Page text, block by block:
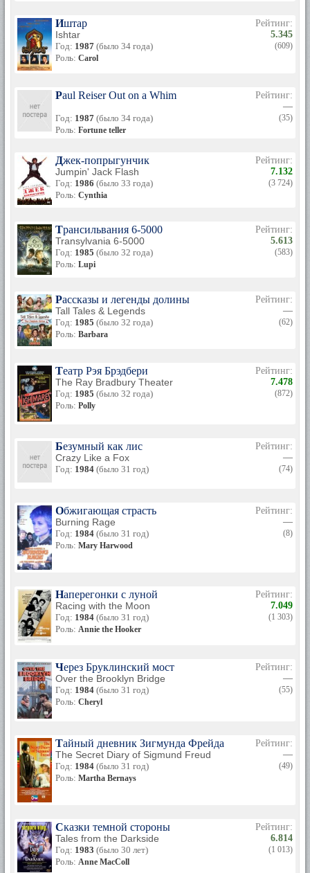
Иштар
Ishtar
Год: 1987 (было 34 года)
Роль: Carol
Рейтинг:
5.345
(609)
Paul Reiser Out on a Whim
Год: 1987 (было 34 года)
Роль: Fortune teller
Рейтинг:
—
(35)
Джек-попрыгунчик
Jumpin' Jack Flash
Год: 1986 (было 33 года)
Роль: Cynthia
Рейтинг:
7.132
(3 724)
Трансильвания 6-5000
Transylvania 6-5000
Год: 1985 (было 32 года)
Роль: Lupi
Рейтинг:
5.613
(583)
Рассказы и легенды долины
Tall Tales & Legends
Год: 1985 (было 32 года)
Роль: Barbara
Рейтинг:
—
(62)
Театр Рэя Брэдбери
The Ray Bradbury Theater
Год: 1985 (было 32 года)
Роль: Polly
Рейтинг:
7.478
(872)
Безумный как лис
Crazy Like a Fox
Год: 1984 (было 31 год)
Рейтинг:
—
(74)
Обжигающая страсть
Burning Rage
Год: 1984 (было 31 год)
Роль: Mary Harwood
Рейтинг:
—
(8)
Наперегонки с луной
Racing with the Moon
Год: 1984 (было 31 год)
Роль: Annie the Hooker
Рейтинг:
7.049
(1 303)
Через Бруклинский мост
Over the Brooklyn Bridge
Год: 1984 (было 31 год)
Роль: Cheryl
Рейтинг:
—
(55)
Тайный дневник Зигмунда Фрейда
The Secret Diary of Sigmund Freud
Год: 1984 (было 31 год)
Роль: Martha Bernays
Рейтинг:
—
(49)
Сказки темной стороны
Tales from the Darkside
Год: 1983 (было 30 лет)
Роль: Anne MacColl
Рейтинг:
6.814
(1 013)